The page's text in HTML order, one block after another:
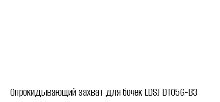
Опрокидывающий захват для бочек LDSJ DT05G-B3